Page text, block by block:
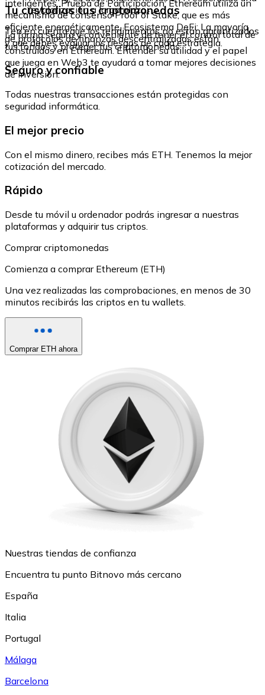
revalorización a largo plazo.
Ten en cuenta que los rendimientos no están garantizados
y que debes evaluar los riesgos de cada estrategia.
inteligentes. Prueba de Participación: Ethereum utiliza un
mecanismo de consenso Proof of Stake, que es más
eficiente energéticamente. Ecosistema DeFi: La mayoría
de protocolos de finanzas descentralizadas están
construidos en Ethereum. Entender su utilidad y el papel
que juega en Web3 te ayudará a tomar mejores decisiones
de inversión.
Tu custodias tus criptomonedas
La forma segura y conveniente de tener el control total de
tus fondos y proteger tus criptomonedas.
Seguro y confiable
Todas nuestras transacciones están protegidas con
seguridad informática.
El mejor precio
Con el mismo dinero, recibes más ETH. Tenemos la mejor
cotización del mercado.
Rápido
Desde tu móvil u ordenador podrás ingresar a nuestras
plataformas y adquirir tus criptos.
Comprar criptomonedas
Comienza a comprar Ethereum (ETH)
Una vez realizadas las comprobaciones, en menos de 30
minutos recibirás las criptos en tu wallets.
Comprar ETH ahora
Nuestras tiendas de confianza
Encuentra tu punto Bitnovo más cercano
España
Italia
Portugal
Málaga
Barcelona